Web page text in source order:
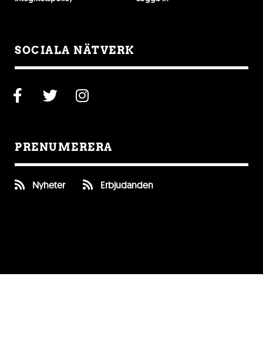
SOCIALA NÄTVERK
PRENUMERERA
Nyheter Erbjudanden